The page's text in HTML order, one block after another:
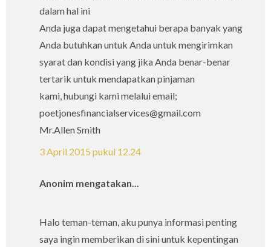
dalam hal ini
Anda juga dapat mengetahui berapa banyak yang
Anda butuhkan untuk Anda untuk mengirimkan
syarat dan kondisi yang jika Anda benar-benar
tertarik untuk mendapatkan pinjaman
kami, hubungi kami melalui email;
poetjonesfinancialservices@gmail.com
Mr.Allen Smith
3 April 2015 pukul 12.24
Anonim mengatakan...
Halo teman-teman, aku punya informasi penting
saya ingin memberikan di sini untuk kepentingan